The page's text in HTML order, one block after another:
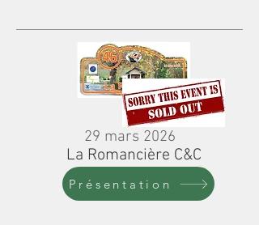
29 mars 2026
La Romancière C&C
Présentation